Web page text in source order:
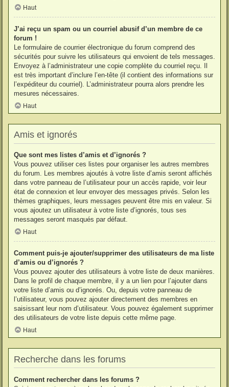
Haut
J’ai reçu un spam ou un courriel abusif d’un membre de ce
forum !
Le formulaire de courrier électronique du forum comprend des
sécurités pour suivre les utilisateurs qui envoient de tels messages.
Envoyez à l’administrateur une copie complète du courriel reçu. Il
est très important d’inclure l’en-tête (il contient des informations sur
l’expéditeur du courriel). L’administrateur pourra alors prendre les
mesures nécessaires.
Haut
Amis et ignorés
Que sont mes listes d’amis et d’ignorés ?
Vous pouvez utiliser ces listes pour organiser les autres membres
du forum. Les membres ajoutés à votre liste d’amis seront affichés
dans votre panneau de l’utilisateur pour un accès rapide, voir leur
état de connexion et leur envoyer des messages privés. Selon les
thèmes graphiques, leurs messages peuvent être mis en valeur. Si
vous ajoutez un utilisateur à votre liste d’ignorés, tous ses
messages seront masqués par défaut.
Haut
Comment puis-je ajouter/supprimer des utilisateurs de ma liste
d’amis ou d’ignorés ?
Vous pouvez ajouter des utilisateurs à votre liste de deux manières.
Dans le profil de chaque membre, il y a un lien pour l’ajouter dans
votre liste d’amis ou d’ignorés. Ou, depuis votre panneau de
l’utilisateur, vous pouvez ajouter directement des membres en
saisissant leur nom d’utilisateur. Vous pouvez également supprimer
des utilisateurs de votre liste depuis cette même page.
Haut
Recherche dans les forums
Comment rechercher dans les forums ?